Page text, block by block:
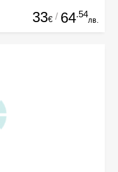
33€ / 64.54
лв.